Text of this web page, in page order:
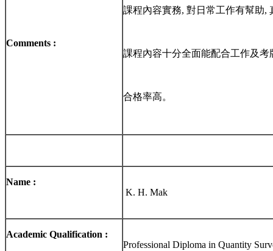
Comments :
課程內容實務, 對日常工作有幫助,
課程內容十分全面能配合工作及考
合格率高。
Name :
K. H. Mak
Academic Qualification :
Professional Diploma in Quantity